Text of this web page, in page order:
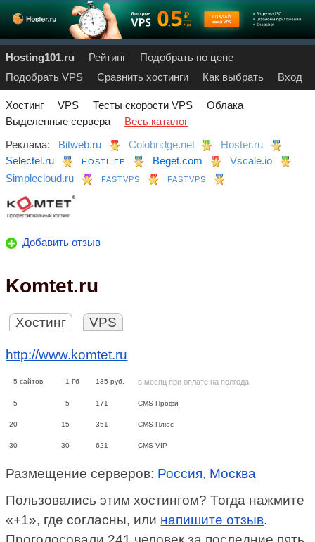
Hosting101.ru Рейтинг
Подобрать по цене
Подобрать VPS
Сравнить хостинги Как выбрать Вход
Хостинг VPS Тесты скорости VPS
Облака
Выделенные сервера
Весь каталог
Реклама:
Bitweb.ru Colobridge.net
Hoster.ru
Selectel.ru
HOSTLIFE Beget.com
Vscale.io
Simplecloud.ru
FASTVPS FASTVPS
Добавить отзыв
Komtet.ru
Хостинг VPS
http://www.komtet.ru
5 сайтов 1 Гб 135 руб. в месяц при оплате на полгода
5 5 171 CMS-Профи
20 15 351 CMS-Плюс
30 30 621 CMS-VIP
Размещение серверов: Россия, Москва
Пользовались этим хостингом? Тогда нажмите
«+1», где согласны, или напишите отзыв.